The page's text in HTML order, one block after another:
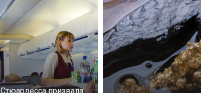
Стюардесса призвала